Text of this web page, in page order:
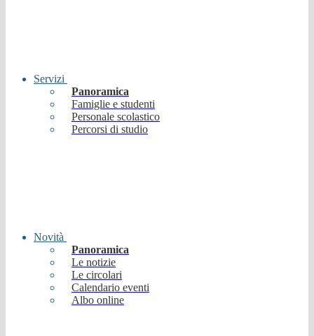
Servizi
Panoramica
Famiglie e studenti
Personale scolastico
Percorsi di studio
Novità
Panoramica
Le notizie
Le circolari
Calendario eventi
Albo online